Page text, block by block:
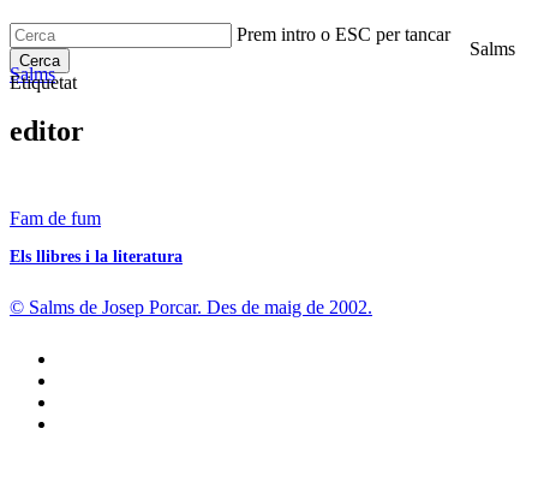
to
main
content
Prem intro o ESC per tancar
Cerca
Close
Salms
search
Menu
Salms
Etiquetat
editor
Els
i
literatura
Fam de fum
Els llibres i la literatura
© Salms de Josep Porcar. Des de maig de 2002.